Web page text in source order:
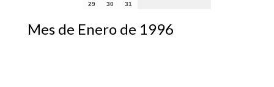
29
30 31
Mes de Enero de 1996